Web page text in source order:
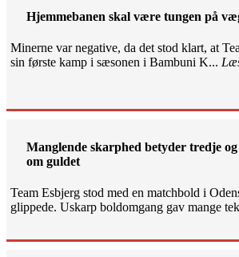
Hjemmebanen skal være tungen på
Minerne var negative, da det stod klart, at
sin første kamp i sæsonen i Bambuni K...
Manglende skarphed betyder tredje
om guldet
Team Esbjerg stod med en matchbold i
glippede. Uskarp boldomgang gav mange